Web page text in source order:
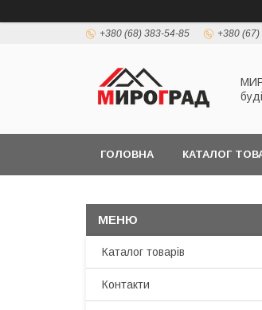
+380 (68) 383-54-85 +380
ГОЛОВНА КАТАЛОГ
Каталог товарів
Контакти